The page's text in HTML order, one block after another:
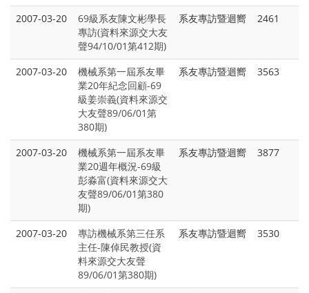
2007-03-20
69級系友陳文彬學長
專訪(資料來源交大友
聲94/10/01第412期)
系友專訪暨迴嚮 2461
2007-03-20
機械系第一屆系友畢
業20年紀念回顧-69
級姜崇義(資料來源交
大友聲89/06/01第
380期)
系友專訪暨迴嚮 3563
2007-03-20
機械系第一屆系友畢
業20週年概況-69級
彭淼富(資料來源交大
友聲89/06/01第380
期)
系友專訪暨迴嚮 3877
2007-03-20
專訪機械系第三任系
主任-陳倬民教授(資
料來源交大友聲
89/06/01第380期)
系友專訪暨迴嚮 3530